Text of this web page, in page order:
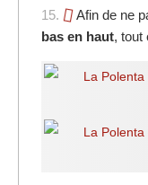
15. Afin de ne
bas en haut, tout